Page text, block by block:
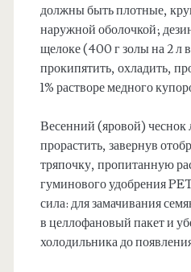
должны быть плотные,
наружной оболочкой;
щелоке (400 г золы на 2 л
прокипятить, охладить,
1% растворе медного
Весенний (яровой) чеснок
прорастить, завернув
тряпочку, пропитанную
гуминового удобрения
сила: для замачивания
в целлофановый пакет и
холодильника до